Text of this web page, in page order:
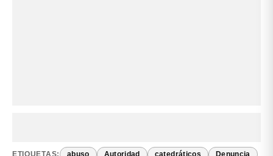
ETIQUETAS: abuso Autoridad catedráticos Denuncia